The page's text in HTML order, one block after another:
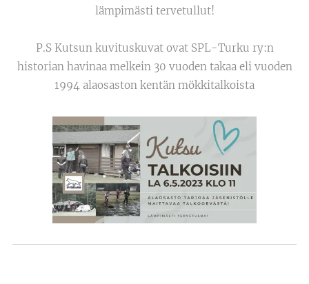
lämpimästi tervetullut!
P.S Kutsun kuvituskuvat ovat SPL-Turku ry:n
historian havinaa melkein 30 vuoden takaa eli vuoden
1994 alaosaston kentän mökkitalkoista